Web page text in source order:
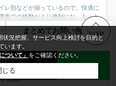
レ別などが揃っているので、快適に
車での移動がより便利にな...
もっと
/ 1DK
まとめてお問い合わせ
お問い合わせ LINE
TOP
況把握、サービス向上検討を目的と
います。
ついて」 をご確認ください。
じる